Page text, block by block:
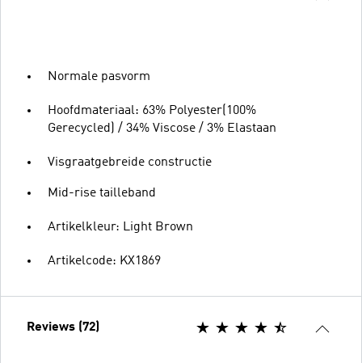
Normale pasvorm
Hoofdmateriaal: 63% Polyester(100%
Gerecycled) / 34% Viscose / 3% Elastaan
Visgraatgebreide constructie
Mid-rise tailleband
Artikelkleur: Light Brown
Artikelcode: KX1869
Reviews (72)